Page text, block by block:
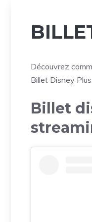
Découvrez
Billet Disney
Billet